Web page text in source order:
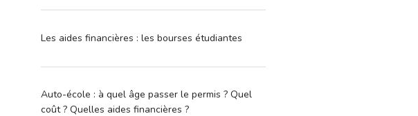
Les aides financières : les bourses étudiantes
Auto-école : à quel âge passer le permis ? Quel
coût ? Quelles aides financières ?